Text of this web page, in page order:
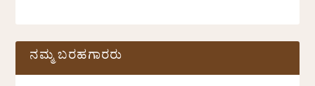
ನಮ್ಮ ಬರಹಗಾರರು